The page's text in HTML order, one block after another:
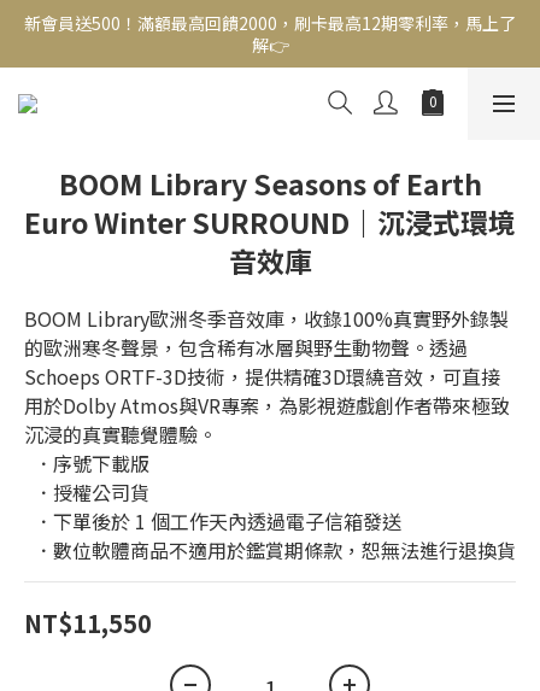
新會員送500！滿額最高回饋2000，刷卡最高12期零利率，馬上了
解👉
新會員送500！滿額最高回饋2000，刷卡最高12期零利率，馬上了
解👉
結帳頁選zingala銀角零卡分期，輕鬆打包
BOOM Library Seasons of Earth
Euro Winter SURROUND｜沉浸式環境
音效庫
BOOM Library歐洲冬季音效庫，收錄100%真實野外錄製
的歐洲寒冬聲景，包含稀有冰層與野生動物聲。透過
Schoeps ORTF-3D技術，提供精確3D環繞音效，可直接
用於Dolby Atmos與VR專案，為影視遊戲創作者帶來極致
沉浸的真實聽覺體驗。
  ．序號下載版
  ．授權公司貨
  ．下單後於 1 個工作天內透過電子信箱發送
  ．數位軟體商品不適用於鑑賞期條款，恕無法進行退換貨
NT$11,550